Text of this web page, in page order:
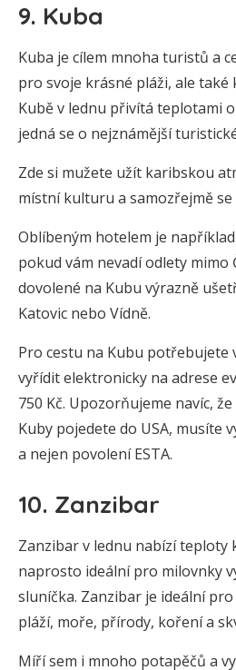
9. Kuba
Kuba je cílem mnoha turistů a
pro svoje krásné pláži, ale
Kubě v lednu přivítá teplotami
jedná se o nejznámější
Zde si mužete užít karibskou
místní kulturu a samozřejmě
Oblíbeným hotelem je
pokud vám nevadí odlety mimo
dovolené na Kubu výrazně
Katovic nebo Vídně.
Pro cestu na Kubu potřebujete
vyřídit elektronicky na adrese
750 Kč. Upozorňujeme navíc,
Kuby pojedete do USA, musíte
a nejen povolení ESTA.
10. Zanzibar
Zanzibar v lednu nabízí teploty
naprosto ideální pro milovnky
sluníčka. Zanzibar je ideální
pláží, moře, přírody, koření a
Míří sem i mnoho potapěčů a